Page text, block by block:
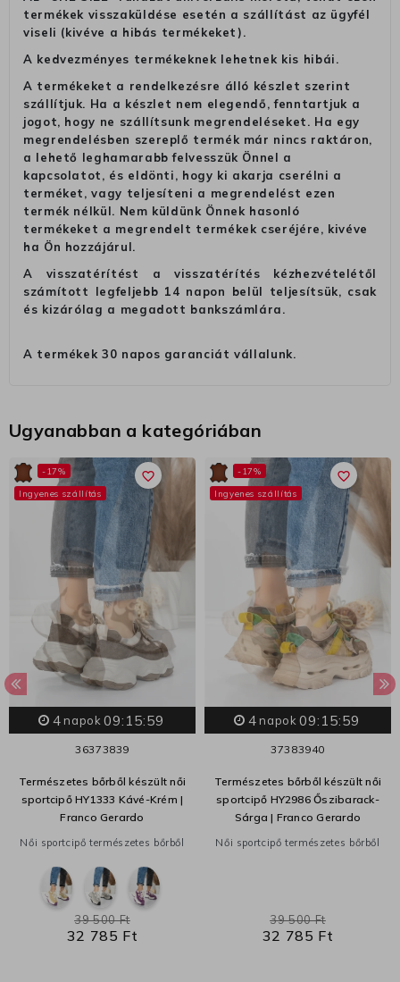
termékek visszaküldése esetén a szállítást az ügyfél
viseli (kivéve a hibás termékeket).
A kedvezményes termékeknek lehetnek kis hibái.
A termékeket a rendelkezésre álló készlet szerint
szállítjuk. Ha a készlet nem elegendő, fenntartjuk a
jogot, hogy ne szállítsunk megrendeléseket. Ha egy
megrendelésben szereplő termék már nincs raktáron,
a lehető leghamarabb felvesszük Önnel a
kapcsolatot, és eldönti, hogy ki akarja cserélni a
terméket, vagy teljesíteni a megrendelést ezen
termék nélkül. Nem küldünk Önnek hasonló
termékeket a megrendelt termékek cseréjére, kivéve
ha Ön hozzájárul.
A visszatérítést a visszatérítés kézhezvételétől
számított legfeljebb 14 napon belül teljesítsük, csak
és kizárólag a megadott bankszámlára.
A termékek 30 napos garanciát vállalunk.
Ugyanabban a kategóriában
favorite_border
-17%
Ingyenes szállítás
4 napok 09:15:58
36373839
Természetes bőrből készült női
sportcipő HY1333 Kávé-Krém |
Franco Gerardo
Női sportcipő természetes bőrből
32 785 Ft
39 500 Ft
favorite_border
-17%
Ingyenes szállítás
4 napok 09:15:58
37383940
Természetes bőrből készült női
sportcipő HY2986 Őszibarack-
Sárga | Franco Gerardo
Női sportcipő természetes bőrből
32 785 Ft
39 500 Ft